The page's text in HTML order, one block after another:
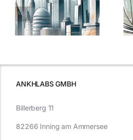
warum
Nanoversiegelung
auf Glas
ANKHLABS GMBH
Billerberg 11
82266 Inning am Ammersee